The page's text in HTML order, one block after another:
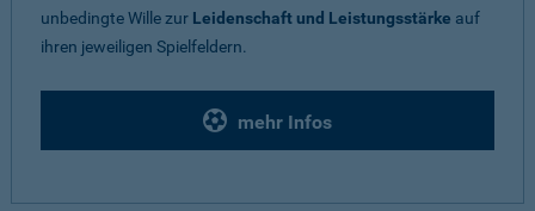
unbedingte Wille zur Leidenschaft und Leistungsstärke auf
ihren jeweiligen Spielfeldern.
mehr Infos